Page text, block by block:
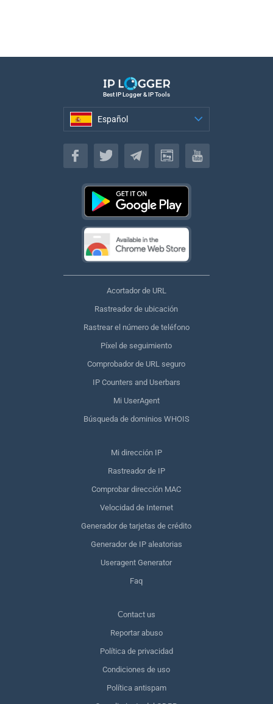
Best IP Logger & IP Tools
Español
Español
Acortador de URL
Rastreador de ubicación
Rastrear el número de teléfono
Píxel de seguimiento
Comprobador de URL seguro
IP Counters and Userbars
Mi UserAgent
Búsqueda de dominios WHOIS
Mi dirección IP
Rastreador de IP
Comprobar dirección MAC
Velocidad de Internet
Generador de tarjetas de crédito
Generador de IP aleatorias
Useragent Generator
Faq
Сontact us
Reportar abuso
Política de privacidad
Condiciones de uso
Política antispam